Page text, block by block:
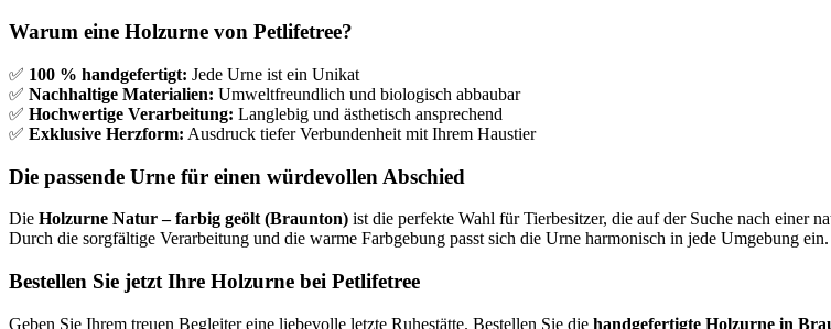
Warum eine Holzurne von Petlifetree?
✅ 100 % handgefertigt: Jede Urne ist ein Unikat
✅ Nachhaltige Materialien: Umweltfreundlich und biologisch abbaubar
✅ Hochwertige Verarbeitung: Langlebig und ästhetisch ansprechend
✅ Exklusive Herzform: Ausdruck tiefer Verbundenheit mit Ihrem Haustier
Die passende Urne für einen würdevollen Abschied
Die Holzurne Natur – farbig geölt (Braunton) ist die perfekte Wahl für Tierbesitzer, die auf der Suche nach einer
Durch die sorgfältige Verarbeitung und die warme Farbgebung passt sich die Urne harmonisch in jede Umgebung ein.
Bestellen Sie jetzt Ihre Holzurne bei Petlifetree
Geben Sie Ihrem treuen Begleiter eine liebevolle letzte Ruhestätte. Bestellen Sie die handgefertigte Holzurne in